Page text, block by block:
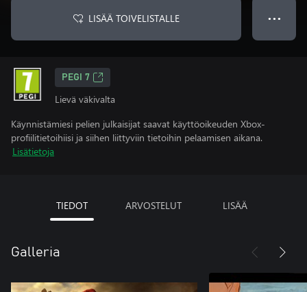
LISÄÄ TOIVELISTALLE ● ● ●
PEGI 7
Lievä väkivalta
Käynnistämiesi pelien julkaisijat saavat käyttöoikeuden Xbox-
profiilitietoihiisi ja siihen liittyviin tietoihin pelaamisen aikana.
Lisätietoja
TIEDOT ARVOSTELUT LISÄÄ
Galleria